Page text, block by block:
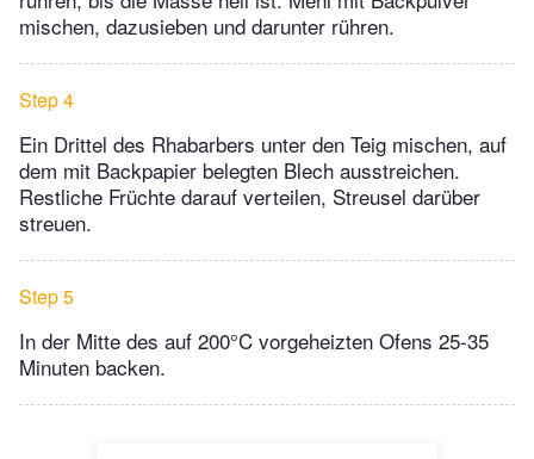
mischen, dazusieben und darunter rühren.
Step 4
Ein Drittel des Rhabarbers unter den Teig mischen, auf
dem mit Backpapier belegten Blech ausstreichen.
Restliche Früchte darauf verteilen, Streusel darüber
streuen.
Step 5
In der Mitte des auf 200°C vorgeheizten Ofens 25-35
Minuten backen.